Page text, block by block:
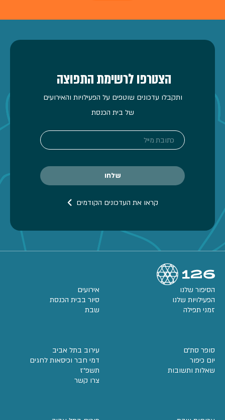
הצטרפו לרשימת התפוצה
ותקבלו עדכונים שוטפים על הפעילויות והאירועים
של בית הכנסת
קראו את העדכונים הקודמים
הסיפור שלנו
הפעילויות שלנו
זמני תפילה
אירועים
סיור בבית הכנסת
שבת
סופר סת״ם
יום כיפור
שאלות ותשובות
עירוב בתל אביב
דמי חבר וכיסאות לחגים
תשפ״ז
צרו קשר